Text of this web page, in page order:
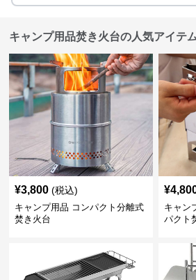
キャンプ用品焚き火台の人気アイテ
¥3,800 (税込)
キャンプ用品 コンパクト分離式
焚き火台
¥
キャン
パクト